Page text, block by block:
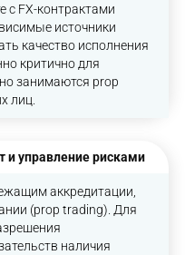
с FX-контрактами
источники
качество исполнения
критично для
занимаются prop
лиц.
и управление рисками
аккредитации,
(prop trading). Для
наличия